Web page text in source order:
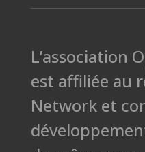
L’association
est affiliée au
Network et